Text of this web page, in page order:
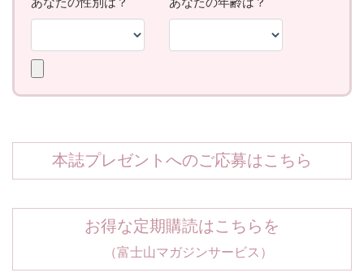
本誌プレゼントへのご応募はこちら
お得な定期購読はこちらを
（富士山マガジンサービス）